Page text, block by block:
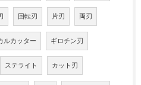
回転刃 片刃 両刃
ルカッター ギロチン刃
ステライト カット刃